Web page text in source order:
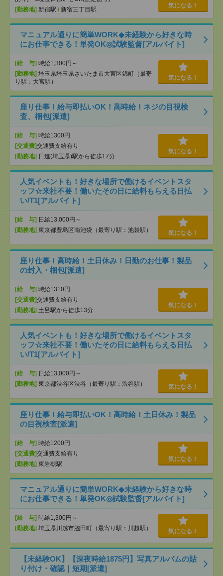
[勤務地] 新宿駅 / 新宿三丁目駅
気になる！
マニュアル通りに簡単WORK◆未経験から好きな時
にお仕事できる！単発OK◎試験監督[アルバイト]
[給 与] 時給1,300円～
[勤務地] 埼玉県埼玉県さいたま市大宮区錦町（最寄
り駅：大宮駅）
気になる！
座り仕事！給与即払いOK！高時給！ネジの目視検
査、梱包[派遣]
[給 与] 時給1300円
[交通費]交通費支給有り
[勤務地] 日進(埼玉県)駅から徒歩17分
気になる！
人気イベントも！好きな場所で働けるイベントスタ
ッフ☆来社不要！働いたその日に給料もらえる日払
い/T1[アルバイト]
[給 与] 日給13,000円～
[勤務地] 東京都豊島区南池袋（最寄り駅：池袋駅） 気になる！
座り仕事！高時給！土日休み！日勤のお仕事！製品
の封入・梱包[派遣]
[給 与] 時給1310円
[交通費]交通費支給有り
[勤務地] 土呂駅から徒歩13分
気になる！
人気イベントも！好きな場所で働けるイベントスタ
ッフ☆来社不要！働いたその日に給料もらえる日払
い/T1[アルバイト]
[給 与] 日給13,000円～
[勤務地] 東京都渋谷区渋谷（最寄り駅：渋谷駅） 気になる！
座り仕事！給与即払いOK！高時給！土日休み！製品
の目視検査[派遣]
[給 与] 時給1200円
[交通費]交通費支給有り
[勤務地] 東岩槻駅
気になる！
マニュアル通りに簡単WORK◆未経験から好きな時
にお仕事できる！単発OK◎試験監督[アルバイト]
[給 与] 時給1,300円～
[勤務地] 埼玉県川越市脇田町（最寄り駅：川越駅） 気になる！
【未経験OK】【深夜時給1875円】写真アルバムの貼
り付け・確認｜短期[派遣]